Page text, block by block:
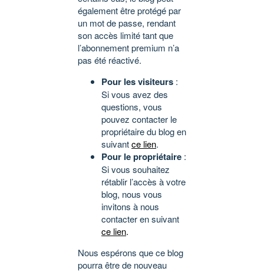
également être protégé par
un mot de passe, rendant
son accès limité tant que
l’abonnement premium n’a
pas été réactivé.
Pour les visiteurs :
Si vous avez des
questions, vous
pouvez contacter le
propriétaire du blog en
suivantce lien.
Pour le propriétaire :
Si vous souhaitez
rétablir l’accès à votre
blog, nous vous
invitons à nous
contacter en suivant
ce lien.
Nous espérons que ce blog
pourra être de nouveau